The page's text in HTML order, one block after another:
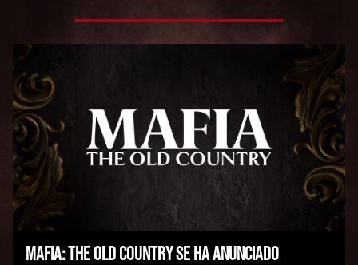
MAFIA: THE OLD COUNTRY SE HA ANUNCIADO